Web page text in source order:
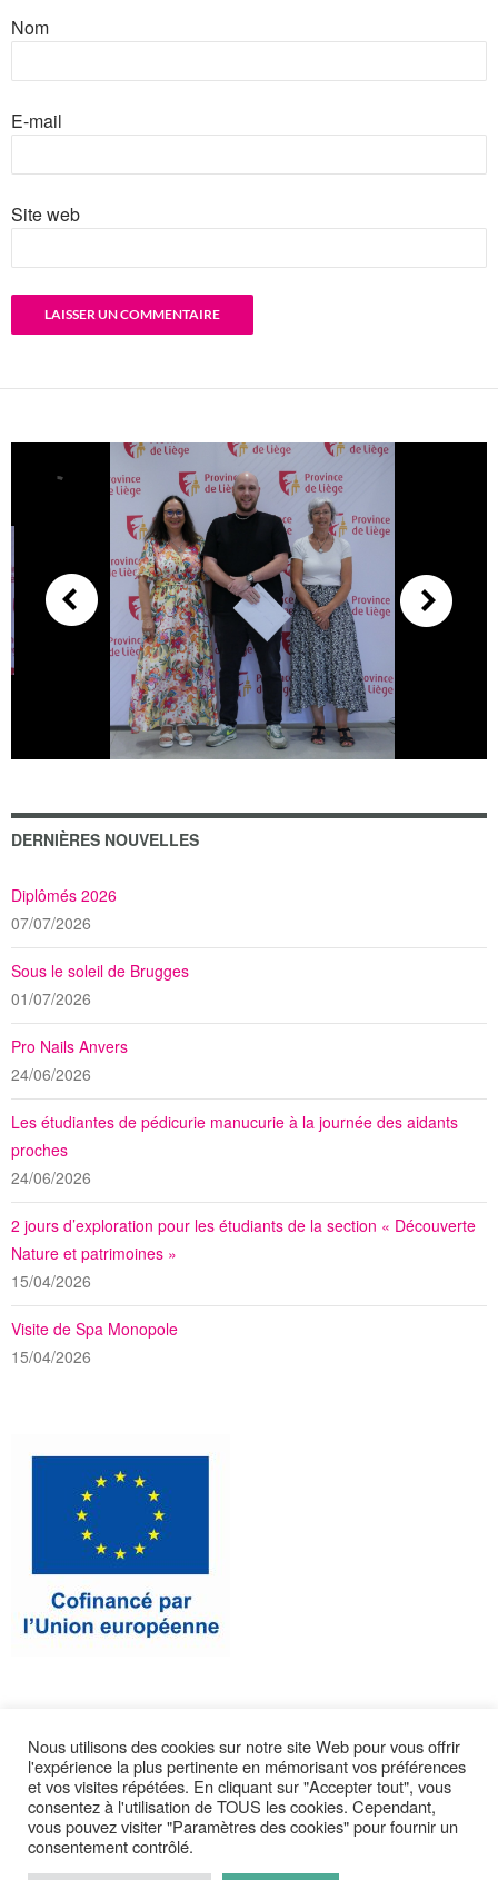
Nom
E-mail
Site web
DERNIÈRES NOUVELLES
Diplômés 2026
07/07/2026
Sous le soleil de Brugges
01/07/2026
Pro Nails Anvers
24/06/2026
Les étudiantes de pédicurie manucurie à la journée des aidants
proches
24/06/2026
2 jours d’exploration pour les étudiants de la section « Découverte
Nature et patrimoines »
15/04/2026
Visite de Spa Monopole
15/04/2026
CONTACTEZ-NOUS
Nous utilisons des cookies sur notre site Web pour vous offrir
l'expérience la plus pertinente en mémorisant vos préférences
et vos visites répétées. En cliquant sur "Accepter tout", vous
consentez à l'utilisation de TOUS les cookies. Cependant,
vous pouvez visiter "Paramètres des cookies" pour fournir un
consentement contrôlé.